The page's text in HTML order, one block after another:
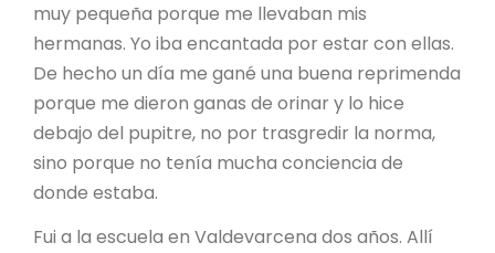
muy pequeña porque me llevaban mis
hermanas. Yo iba encantada por estar con ellas.
De hecho un día me gané una buena reprimenda
porque me dieron ganas de orinar y lo hice
debajo del pupitre, no por trasgredir la norma,
sino porque no tenía mucha conciencia de
donde estaba.
Fui a la escuela en Valdevarcena dos años. Allí